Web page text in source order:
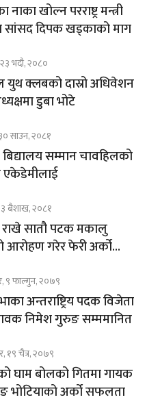
नाका खोल्न परराष्ट्र मन्त्री
दिपक खड्काको माग
भदौ, २०८०
युथ क्लबको दास्रो अधिवेशन
डुबा भोटे
साउन, २०८१
बिद्यालय सम्मान चावहिलको
३ बैशाख, २०८१
सातौ पटक मकालु
आरोहण गरेर फेरी अर्को
९ फाल्गुन, २०७९
अन्तराष्ट्रिय पदक विजेता
निमेश गुरुङ सम्ममानित
१९ चैत्र, २०७९
घाम बोलको गितमा गायक
भोटियाको अर्को सफलता